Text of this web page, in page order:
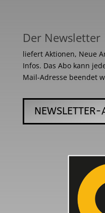
Der Newsletter
liefert Aktionen, Neue
Infos. Das Abo kann
Mail-Adresse beendet